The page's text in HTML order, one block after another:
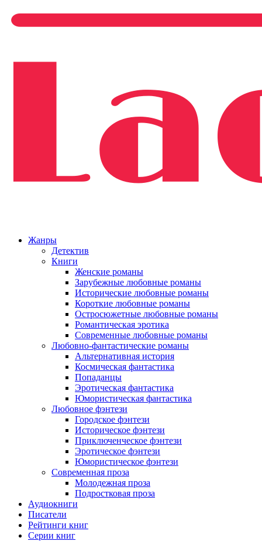
Жанры
Детектив
Книги
Женские романы
Зарубежные любовные романы
Исторические любовные романы
Короткие любовные романы
Остросюжетные любовные романы
Романтическая эротика
Современные любовные романы
Любовно-фантастические романы
Альтернативная история
Космическая фантастика
Попаданцы
Эротическая фантастика
Юмористическая фантастика
Любовное фэнтези
Городское фэнтези
Историческое фэнтези
Приключенческое фэнтези
Эротическое фэнтези
Юмористическое фэнтези
Современная проза
Молодежная проза
Подростковая проза
Аудиокниги
Писатели
Рейтинги книг
Серии книг